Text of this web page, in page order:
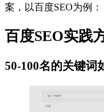
案，以百度SEO为例：
百度SEO实践
50-100名的关键词